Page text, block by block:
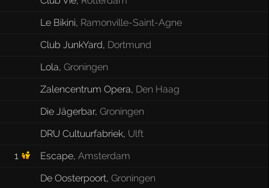
Le Bikini, Ramonville-Saint-Agne
Club JunkYard, Dortmund
Lola, Groningen
Zalencentrum Opera, Den Haag
Die Jägerbar, Groningen
DRU Cultuurfabriek, Ulft
1
Escape, Amsterdam
De Oosterpoort, Groningen